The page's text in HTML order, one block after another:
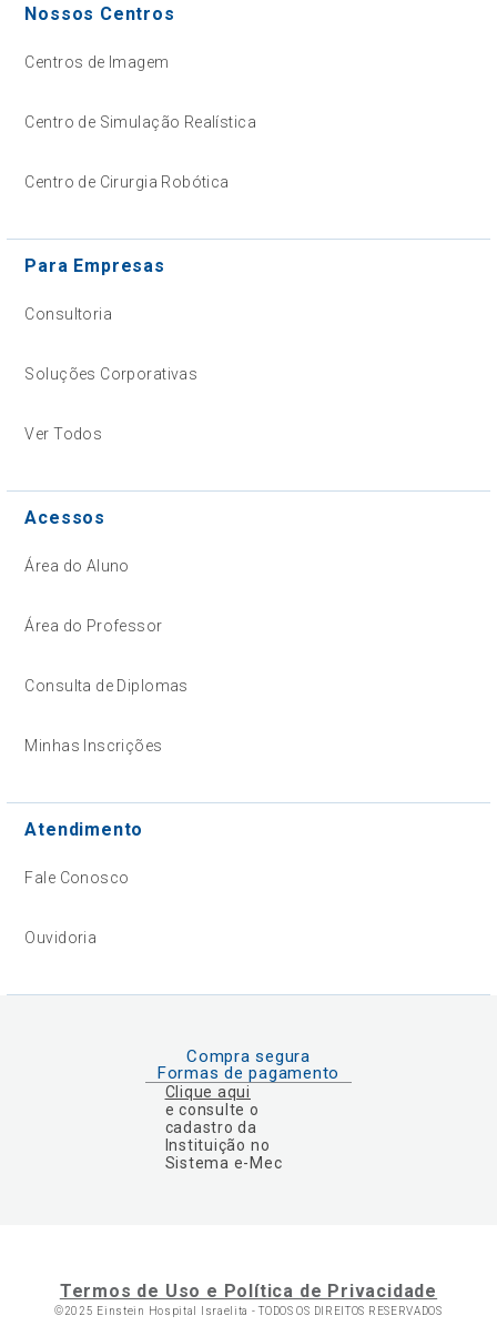
Nossos Centros
Centros de Imagem
Centro de Simulação Realística
Centro de Cirurgia Robótica
Para Empresas
Consultoria
Soluções Corporativas
Ver Todos
Acessos
Área do Aluno
Área do Professor
Consulta de Diplomas
Minhas Inscrições
Atendimento
Fale Conosco
Ouvidoria
Compra segura
Formas de pagamento
Clique aqui
e consulte o
cadastro da
Instituição no
Sistema e-Mec
Termos de Uso e Política de Privacidade
©2025 Einstein Hospital Israelita -TODOS OS DIREITOS RESERVADOS